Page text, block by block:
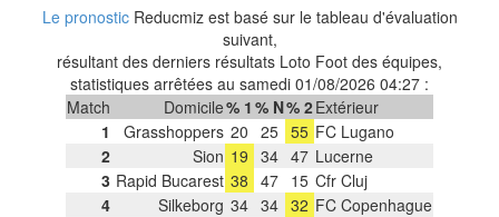
Le pronosticReducmiz est basé sur le tableau d'évaluation
suivant,
résultant des derniers résultats Loto Foot des équipes,
statistiques arrêtées au samedi 01/08/2026 04:27 :
Match
Domicile% 1 % N% 2Extérieur
1
Grasshoppers 20 25 55 FC Lugano
2
Sion 19 34 47 Lucerne
3 Rapid Bucarest 38 47 15 Cfr Cluj
4
Silkeborg 34 34 32 FC Copenhague